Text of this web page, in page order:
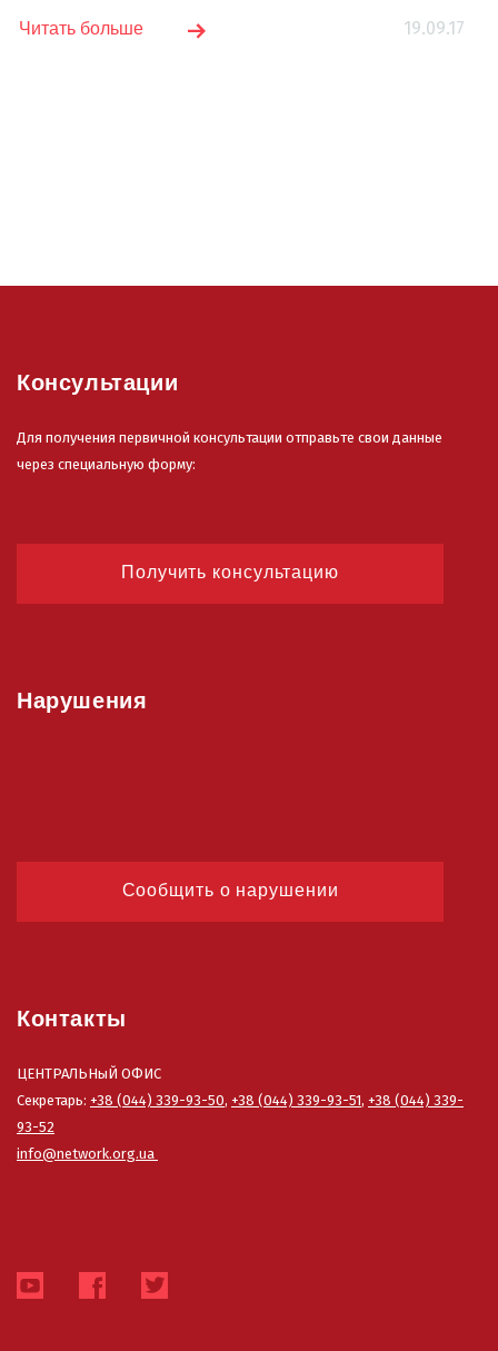
19.09.17
Читать больше
Консультации
Для получения первичной консультации отправьте свои данные
через специальную форму:
Получить консультацию
Нарушения
Сообщить о нарушении
Контакты
ЦЕНТРАЛЬНыЙ ОФИС
Секретарь: +38 (044) 339-93-50, +38 (044) 339-93-51, +38 (044) 339-
93-52
info@network.org.ua